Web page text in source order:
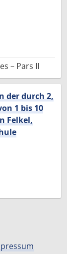
– Pars II
der durch 2,
1 bis 10
Felkel,